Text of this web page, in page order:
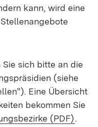
kann, wird eine
sich bitte an die
(siehe
Eine Übersicht
bekommen Sie
(PDF).